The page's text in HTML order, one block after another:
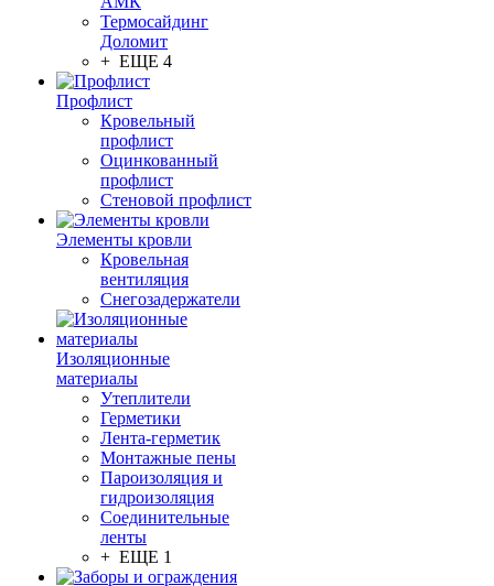
Термосайдинг
Доломит
+ ЕЩЕ 4
Профлист
Кровельный
профлист
Оцинкованный
профлист
Стеновой профлист
Элементы кровли
Кровельная
вентиляция
Снегозадержатели
Изоляционные
материалы
Утеплители
Герметики
Лента-герметик
Монтажные пены
Пароизоляция и
гидроизоляция
Соединительные
ленты
+ ЕЩЕ 1